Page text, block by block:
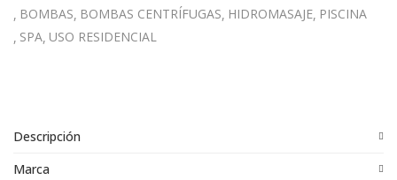
BOMBAS BOMBAS CENTRÍFUGAS HIDROMASAJE PISCINA
SPA USO RESIDENCIAL
Descripción
Marca